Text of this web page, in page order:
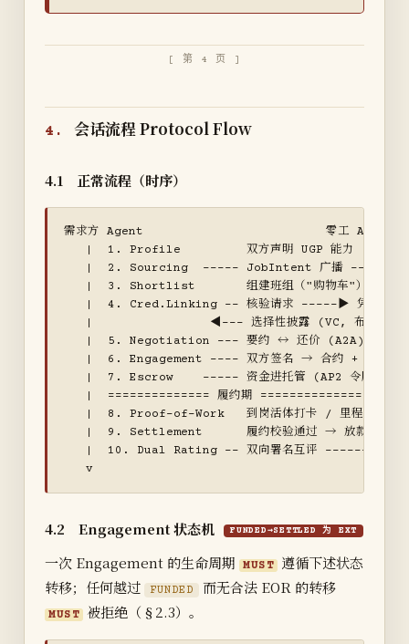
[ 第 4 页 ]
4. 会话流程 Protocol Flow
4.1 正常流程（时序）
需求方 Agent                         零工 Agent /
   |  1. Profile         双方声明 UGP 能力
|  2. Sourcing  ----- JobIntent 广播
   |  3. Shortlist       组建班组（"购物车"）
   |  4. Cred.Linking -- 核验请求 -----▶ 凭证方
|                ◀--- 选择性披露 (VC, 布尔断言
|  5. Negotiation --- 要约 ↔ 还价 (A2A)
|  6. Engagement ---- 双方签名 → 合约 + 锁定
|  7. Escrow    ----- 资金进托管 (AP2 令牌化)
   |  ============== 履约期 ==============
|  8. Proof-of-Work   到岗活体打卡 / 里程碑双签
|  9. Settlement      履约校验通过 → 放款 + 个
|  10. Dual Rating -- 双向署名互评
   v
4.2 Engagement 状态机 FUNDED→SETTLED 为 EXT
一次 Engagement 的生命周期 MUST
遵循下述状态
转移；任何越过
FUNDED 而无合法 EOR 的转移
MUST 被拒绝（§2.3）。